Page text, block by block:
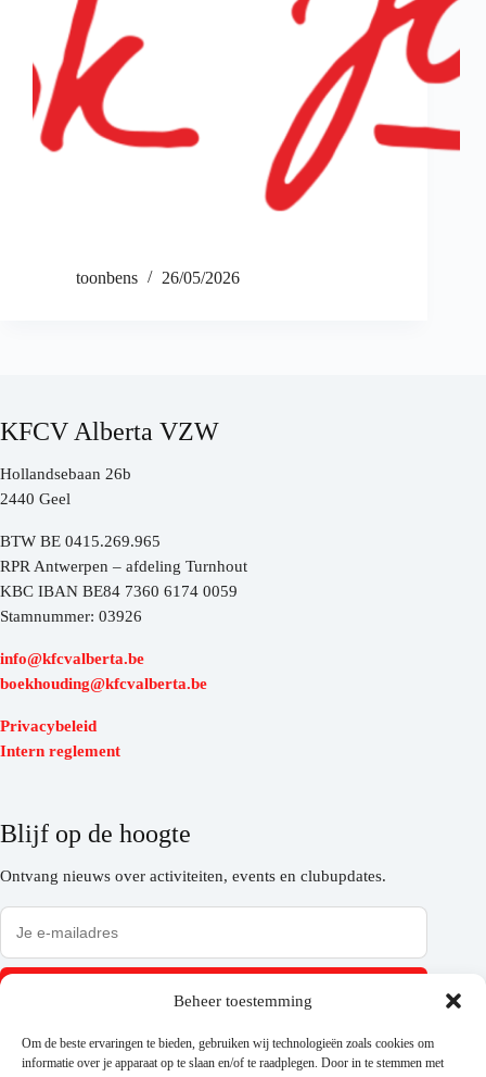
Beheer toestemming
Om de beste ervaringen te bieden, gebruiken wij technologieën zoals cookies om
informatie over je apparaat op te slaan en/of te raadplegen. Door in te stemmen met
toonbens 26/05/2026
KFCV Alberta VZW
Hollandsebaan 26b
2440 Geel
BTW BE 0415.269.965
RPR Antwerpen – afdeling Turnhout
KBC IBAN BE84 7360 6174 0059
Stamnummer: 03926
info@kfcvalberta.be
boekhouding@kfcvalberta.be
Privacybeleid
Intern reglement
Blijf op de hoogte
Ontvang nieuws over activiteiten, events en clubupdates.
Inschrijven